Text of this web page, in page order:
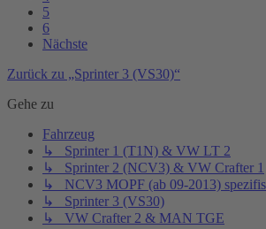
5
6
Nächste
Zurück zu „Sprinter 3 (VS30)“
Gehe zu
Fahrzeug
↳ Sprinter 1 (T1N) & VW LT 2
↳ Sprinter 2 (NCV3) & VW Crafter 1
↳ NCV3 MOPF (ab 09-2013)
↳ Sprinter 3 (VS30)
↳ VW Crafter 2 & MAN TGE